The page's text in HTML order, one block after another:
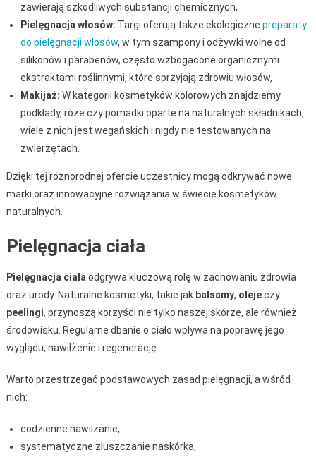
zawierają szkodliwych substancji chemicznych,
Pielęgnacja włosów: Targi oferują także ekologiczne preparaty
do pielęgnacji włosów, w tym szampony i odżywki wolne od
silikonów i parabenów, często wzbogacone organicznymi
ekstraktami roślinnymi, które sprzyjają zdrowiu włosów,
Makijaż: W kategorii kosmetyków kolorowych znajdziemy
podkłady, róże czy pomadki oparte na naturalnych składnikach,
wiele z nich jest wegańskich i nigdy nie testowanych na
zwierzętach.
Dzięki tej różnorodnej ofercie uczestnicy mogą odkrywać nowe
marki oraz innowacyjne rozwiązania w świecie kosmetyków
naturalnych.
Pielęgnacja ciała
Pielęgnacja ciała odgrywa kluczową rolę w zachowaniu zdrowia
oraz urody. Naturalne kosmetyki, takie jak balsamy, olejeczy
peelingi, przynoszą korzyści nie tylko naszej skórze, ale również
środowisku. Regularne dbanie o ciało wpływa na poprawę jego
wyglądu, nawilżenie i regenerację.
Warto przestrzegać podstawowych zasad pielęgnacji, a wśród
nich:
codzienne nawilżanie,
systematyczne złuszczanie naskórka,